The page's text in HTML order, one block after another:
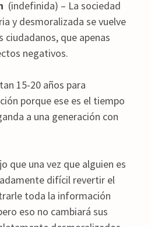
(indefinida) – La sociedad
y desmoralizada se vuelve
ciudadanos, que apenas
negativos.
15-20 años para
porque ese es el tiempo
a una generación con
que una vez que alguien es
difícil revertir el
toda la información
eso no cambiará sus